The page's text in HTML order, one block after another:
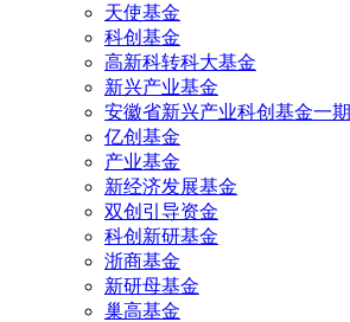
天使基金
科创基金
高新科转科大基金
新兴产业基金
安徽省新兴产业科创基金一期
亿创基金
产业基金
新经济发展基金
双创引导资金
科创新研基金
浙商基金
新研母基金
巢高基金